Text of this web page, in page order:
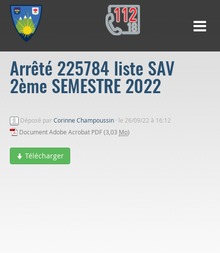
Arrêté 225784 liste SAV
2ème SEMESTRE 2022
Déposé parCorinne Champoussin · le 26/09/22 à 16:12
Document Adobe Acrobat PDF (3,03 Mo)
Télécharger